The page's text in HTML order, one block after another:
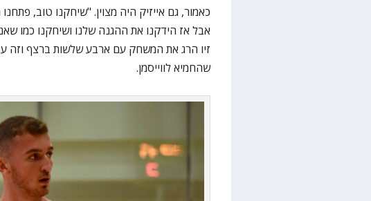
כאמור, גם אייזיק היה מצוין. "שיחקנו טוב,
אבל אז הידקנו את ההגנה שלנו ושיחקנו כמו
זיו הרג את המשחק עם ארבע שלשות ברצף וזה
שהחמיא לווייסמן.